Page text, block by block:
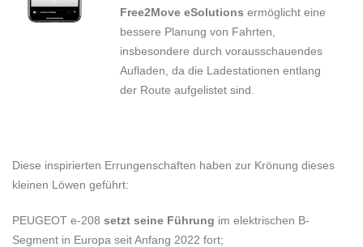
Free2Move eSolutions ermöglicht eine
bessere Planung von Fahrten,
insbesondere durch vorausschauendes
Aufladen, da die Ladestationen entlang
der Route aufgelistet sind.
Diese inspirierten Errungenschaften haben zur Krönung dieses
kleinen Löwen geführt:
PEUGEOT e-208 setzt seine Führung im elektrischen B-
Segment in Europa seit Anfang 2022 fort;